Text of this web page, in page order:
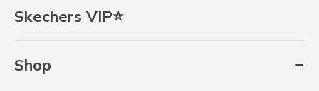
Skechers VIP⭐
Shop